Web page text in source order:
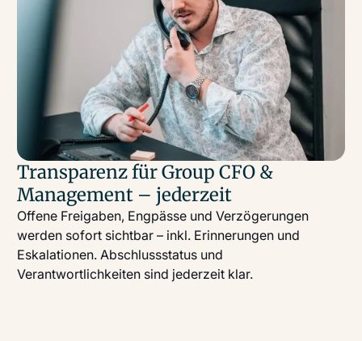
Transparenz für Group CFO &
Management – jederzeit
Offene Freigaben, Engpässe und Verzögerungen
werden sofort sichtbar – inkl. Erinnerungen und
Eskalationen. Abschlussstatus und
Verantwortlichkeiten sind jederzeit klar.